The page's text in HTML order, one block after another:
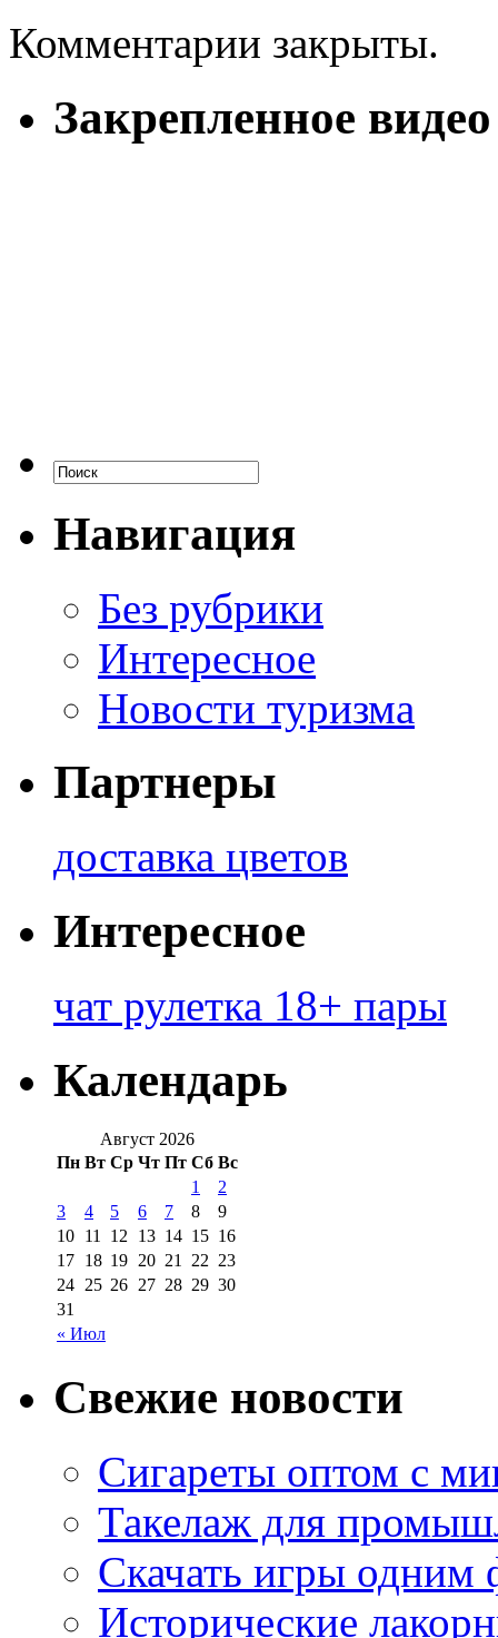
Комментарии закрыты.
Закрепленное видео
Навигация
Без рубрики
Интересное
Новости туризма
Партнеры
доставка цветов
Интересное
чат рулетка 18+ пары
Календарь
Август 2026
Пн Вт Ср Чт Пт Сб Вс
« Июл
1
2
3
4 5 6 7 8
9
10 11 12 13 14 15 16
17 18 19 20 21 22 23
24 25 26 27 28 29 30
31
Свежие новости
Сигареты оптом с
Такелаж для
Скачать игры одним
Исторические